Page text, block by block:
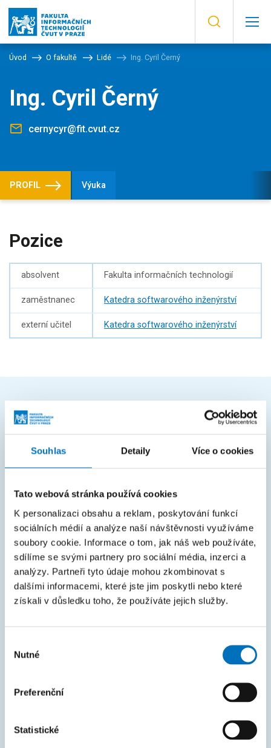
Souhlas Detaily Více o cookies
Tato webová stránka používá cookies
K personalizaci obsahu a reklam, poskytování funkcí
sociálních médií a analýze naší návštěvnosti využíváme
soubory cookie. Informace o tom, jak náš web používáte,
sdílíme se svými partnery pro sociální média, inzerci a
analýzy. Partneři tyto údaje mohou zkombinovat s
dalšími informacemi, které jste jim poskytli nebo které
získali v důsledku toho, že používáte jejich služby.
souhlasu
Nutné
Preferenční
Statistické
Úvod O fakultě Lidé Ing. Cyril Černý
Ing. Cyril Černý
cernycyr@fit.cvut.cz
PROFIL Výuka
Pozice
absolvent Fakulta informačních technologií
zaměstnanec Katedra softwarového inženýrství
externí učitel Katedra softwarového inženýrství
ČASTO HLEDÁTE
Rozcestník systémů
KOS
Courses
Intranet
Uchazeči
Spolupráce